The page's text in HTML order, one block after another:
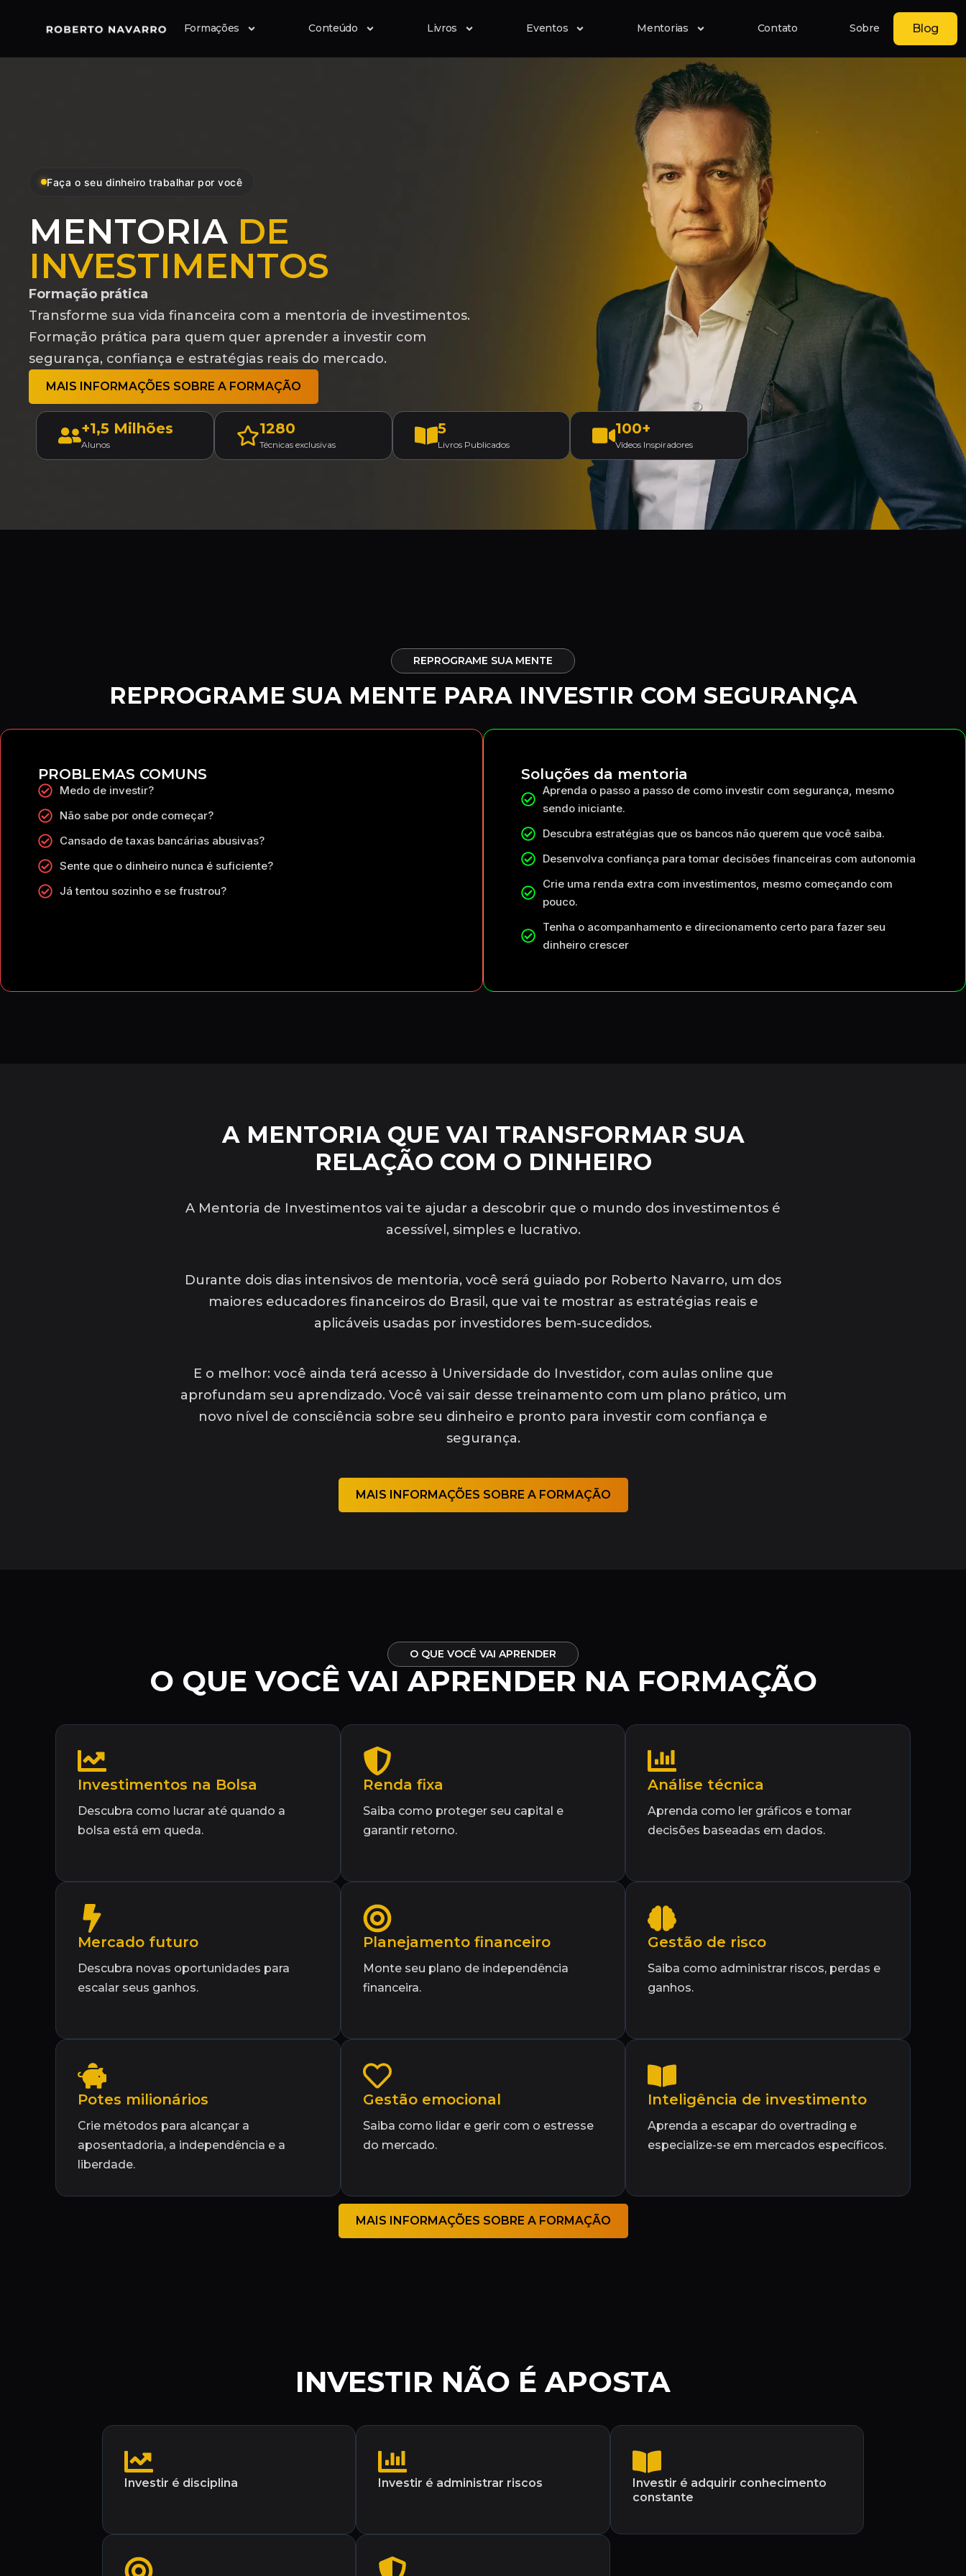
Formações Conteúdo Livros Eventos Mentorias Contato Sobre Blog
Faça o seu dinheiro trabalhar por você
MENTORIA DE
INVESTIMENTOS
Formação prática
Transforme sua vida financeira com a mentoria de investimentos.
Formação prática para quem quer aprender a investir com
segurança, confiança e estratégias reais do mercado.
MAIS INFORMAÇÕES SOBRE A FORMAÇÃO
+1,5 Milhões
Alunos
1280
Técnicas exclusivas
5
Livros Publicados
100+
Vídeos Inspiradores
REPROGRAME SUA MENTE
REPROGRAME SUA MENTE PARA INVESTIR COM SEGURANÇA
PROBLEMAS COMUNS
Medo de investir?
Não sabe por onde começar?
Cansado de taxas bancárias abusivas?
Sente que o dinheiro nunca é suficiente?
Já tentou sozinho e se frustrou?
Soluções da mentoria
Aprenda o passo a passo de como investir com segurança, mesmo
sendo iniciante.
Descubra estratégias que os bancos não querem que você saiba.
Desenvolva confiança para tomar decisões financeiras com autonomia
Crie uma renda extra com investimentos, mesmo começando com
pouco.
Tenha o acompanhamento e direcionamento certo para fazer seu
dinheiro crescer
A MENTORIA QUE VAI TRANSFORMAR SUA
RELAÇÃO COM O DINHEIRO
A Mentoria de Investimentos vai te ajudar a descobrir que o mundo dos investimentos é
acessível, simples e lucrativo.
Durante dois dias intensivos de mentoria, você será guiado por Roberto Navarro, um dos
maiores educadores financeiros do Brasil, que vai te mostrar as estratégias reais e
aplicáveis usadas por investidores bem-sucedidos.
E o melhor: você ainda terá acesso à Universidade do Investidor, com aulas online que
aprofundam seu aprendizado. Você vai sair desse treinamento com um plano prático, um
novo nível de consciência sobre seu dinheiro e pronto para investir com confiança e
segurança.
MAIS INFORMAÇÕES SOBRE A FORMAÇÃO
O QUE VOCÊ VAI APRENDER
O QUE VOCÊ VAI APRENDER NA FORMAÇÃO
Investimentos na Bolsa
Descubra como lucrar até quando a
bolsa está em queda.
Renda fixa
Saiba como proteger seu capital e
garantir retorno.
Análise técnica
Aprenda como ler gráficos e tomar
decisões baseadas em dados.
Mercado futuro
Descubra novas oportunidades para
escalar seus ganhos.
Planejamento financeiro
Monte seu plano de independência
financeira.
Gestão de risco
Saiba como administrar riscos, perdas e
ganhos.
Potes milionários
Crie métodos para alcançar a
aposentadoria, a independência e a
liberdade.
Gestão emocional
Saiba como lidar e gerir com o estresse
do mercado.
Inteligência de investimento
Aprenda a escapar do overtrading e
especialize-se em mercados específicos.
MAIS INFORMAÇÕES SOBRE A FORMAÇÃO
INVESTIR NÃO É APOSTA
Investir é disciplina Investir é administrar riscos
Investir é adquirir conhecimento
constante